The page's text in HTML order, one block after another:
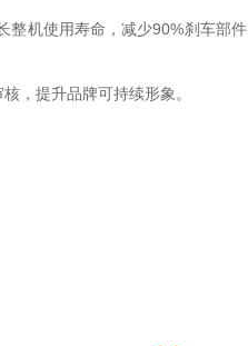
整机使用寿命，减少90%刹车部件
，提升品牌可持续形象。